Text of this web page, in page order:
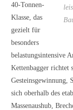
40-Tonnen-
Klasse, das
gezielt für
besonders
belastungsintensive
Kettenbagger richtet
Gesteinsgewinnung,
sich oberhalb des
Massenaushub,